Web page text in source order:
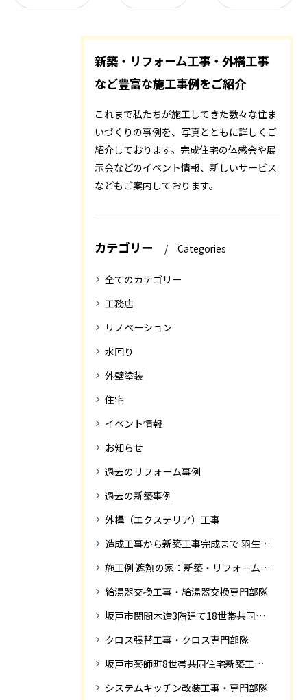
新築・リフォーム工事・外構工事
など豊富な施工事例をご紹介
これまで私たちが施工してきた数々な住ま
いづくりの事例を、写真とともに詳しくご
紹介しております。完成住宅の体感会や展
示会などのイベント情報、新しいサービス
などもご案内しております。
カテゴリー Categories
全てのカテゴリー
工務店
リノベーション
水回り
外壁塗装
住宅
イベント情報
お知らせ
過去のリフォーム事例
過去の新築事例
外構（エクステリア）工事
造成工事から新築工事完成まで 羽生市Ｓ様邸新築工事・
施工例 遮熱の家：新築・リフォーム ドローンにて空撮
給湯器交換工事・給湯器交換専門部隊
坂戸市関間木造3階建て18世帯共同住宅の完成迄紹介
クロス張替工事・クロス専門部隊
坂戸市薬師町8世帯共同住宅新築工事完成迄の紹介です
システムキッチン改装工事・専門部隊